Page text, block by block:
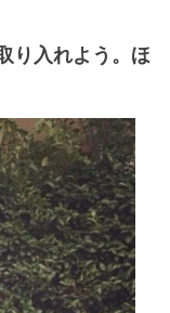
り入れよう。ほ